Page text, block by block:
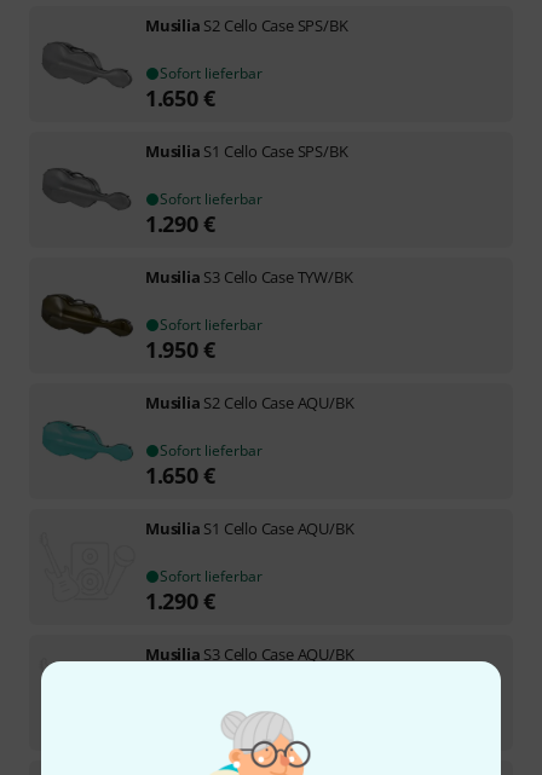
Musilia S2 Cello Case SPS/BK
Sofort lieferbar
1.650€
Musilia S1 Cello Case SPS/BK
Sofort lieferbar
1.290€
Musilia S3 Cello Case TYW/BK
Sofort lieferbar
1.950€
Musilia S2 Cello Case AQU/BK
Sofort lieferbar
1.650€
Musilia S1 Cello Case AQU/BK
Sofort lieferbar
1.290€
Musilia S3 Cello Case AQU/BK